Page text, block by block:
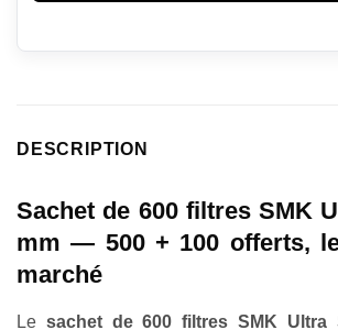
DESCRIPTION
Sachet de 600 filtres SMK
mm — 500 + 100 offerts,
marché
Le sachet de 600 filtres SMK Ultra